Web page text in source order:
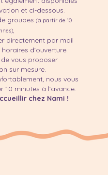
et ci-dessous.
groupes (à partir de 10
,
directement par mail
d’ouverture.
vous proposer
sur mesure.
nous vous
10 minutes à l’avance.
chez Nami !